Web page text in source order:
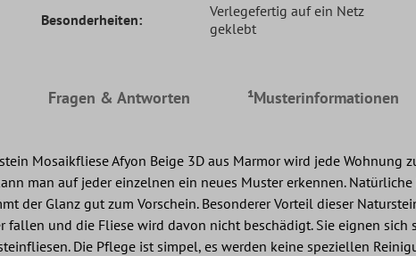
Besonderheiten:
Verlegefertig auf ein Netz
geklebt
Fragen & Antworten ¹Musterinformationen
Mosaikfliese Afyon Beige 3D aus Marmor wird jede Wohnung
man auf jeder einzelnen ein neues Muster erkennen.
der Glanz gut zum Vorschein. Besonderer Vorteil dieser
und die Fliese wird davon nicht beschädigt. Sie eignen sich
Die Pflege ist simpel, es werden keine speziellen